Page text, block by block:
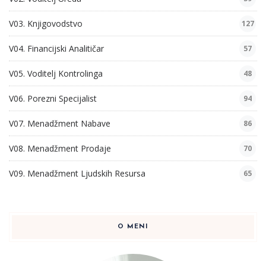
V03. Knjigovodstvo 127
V04. Financijski Analitičar 57
V05. Voditelj Kontrolinga 48
V06. Porezni Specijalist 94
V07. Menadžment Nabave 86
V08. Menadžment Prodaje 70
V09. Menadžment Ljudskih Resursa 65
O MENI